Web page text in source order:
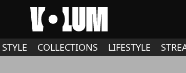
STYLE COLLECTIONS LIFESTYLE